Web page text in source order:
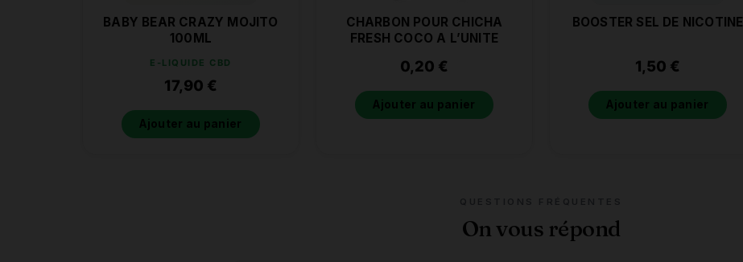
BABY BEAR CRAZY MOJITO
100ML
E-LIQUIDE CBD
17,90 €
Ajouter au panier
CHARBON POUR CHICHA
FRESH COCO A L’UNITE
0,20 €
Ajouter au panier
BOOSTER SEL DE NICOTINE
1,50 €
Ajouter au panier
On vous répond